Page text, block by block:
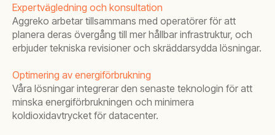
Expertvägledning och konsultation
Aggreko arbetar tillsammans med operatörer för att
planera deras övergång till mer hållbar infrastruktur, och
erbjuder tekniska revisioner och skräddarsydda lösningar.
Optimering av energiförbrukning
Våra lösningar integrerar den senaste teknologin för att
minska energiförbrukningen och minimera
koldioxidavtrycket för datacenter.